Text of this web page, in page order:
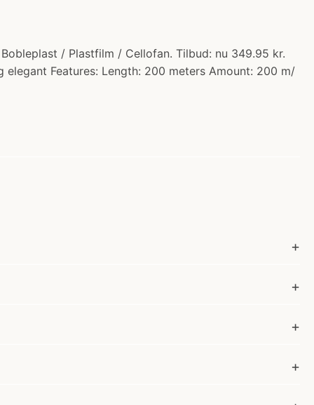
/ Plastfilm / Cellofan. Tilbud: nu 349.95 kr.
Features: Length: 200 meters Amount: 200 m/